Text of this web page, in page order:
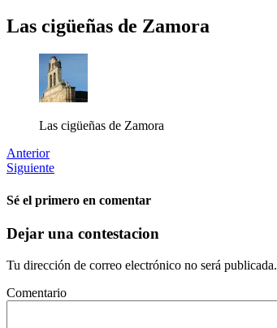
Las cigüeñas de Zamora
Las cigüeñas de Zamora
Anterior
Siguiente
Sé el primero en comentar
Dejar una contestacion
Tu dirección de correo electrónico no será publicada.
Comentario